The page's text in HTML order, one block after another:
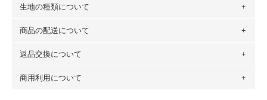
布の長さは50cm単位での販売になります。
場合 → 購入数量「7」
生地の種類について
・現在、すべてのデザインのプリントに使用している生地は
ットン（ダブルガーゼ）・100％コットン（ローン）・コッ
トンリネン（ビエラ織）・100％コットン（ツイル）・
100％コットン（キャンバス・11号帆布）です。
商品の配送について
・ネコポスでの配送は、布は2mまで型紙は2個までとなりま
も送料の表示が600円となり宅急便での配送となります。
返品交換について
・布はご注文後に注文数量のみをプリントするため、
購入後
商用利用について